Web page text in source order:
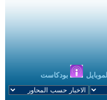
الموبايل بودكاست